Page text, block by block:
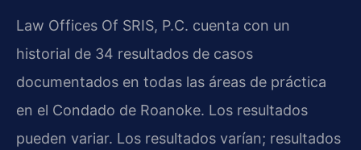
Law Offices Of SRIS, P.C. cuenta con un
historial de 34 resultados de casos
documentados en todas las áreas de práctica
en el Condado de Roanoke. Los resultados
pueden variar. Los resultados varían; resultados